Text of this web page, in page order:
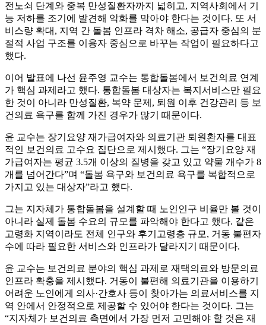
전노쇠 단계와 중복 만성질환자까지 넓히고, 지역사회에서 기
능 저하를 조기에 발견해 악화를 막아야 한다는 것이다. 또 서
비스량 확대, 지역 간 돌봄 인프라 격차 해소, 공급자 중심의 분
절적 사업 구조를 이용자 중심으로 바꾸는 작업이 필요하다고
했다.
이어 발표에 나선 윤주영 교수는 통합돌봄에서 보건의료 연계
가 핵심 과제라고 했다. 통합돌봄 대상자는 복지서비스만 필요
한 것이 아니라 만성질환, 복약 문제, 퇴원 이후 건강관리 등 보
건의료 욕구를 함께 가진 경우가 많기 때문이다.
윤 교수는 장기요양 재가급여자와 의료기관 퇴원환자를 대표
적인 보건의료 고수요 집단으로 제시했다. 그는 “장기요양 재
가급여자는 평균 3.5개 이상의 질병을 갖고 있고 약물 개수가 8
개를 넘어간다”며 “돌봄 욕구와 보건의료 욕구를 복합적으로
가지고 있는 대상자”라고 했다.
그는 지자체가 통합돌봄을 설계할 때 노인인구 비율만 볼 것이
아니라 실제 돌봄 수요의 규모를 파악해야 한다고 했다. 같은
고령화 지역이라도 전체 인구와 후기고령층 규모, 거동 불편자
수에 따라 필요한 서비스와 인프라가 달라지기 때문이다.
윤 교수는 보건의료 분야의 핵심 과제로 재택의료와 방문의료
인프라 확충을 제시했다. 거동이 불편해 의료기관을 이용하기
어려운 노인에게 의사·간호사 등이 찾아가는 의료서비스를 지
역 안에서 안정적으로 제공할 수 있어야 한다는 것이다. 그는
“지자체가 보건의료 측면에서 가장 먼저 고민해야 할 것은 재